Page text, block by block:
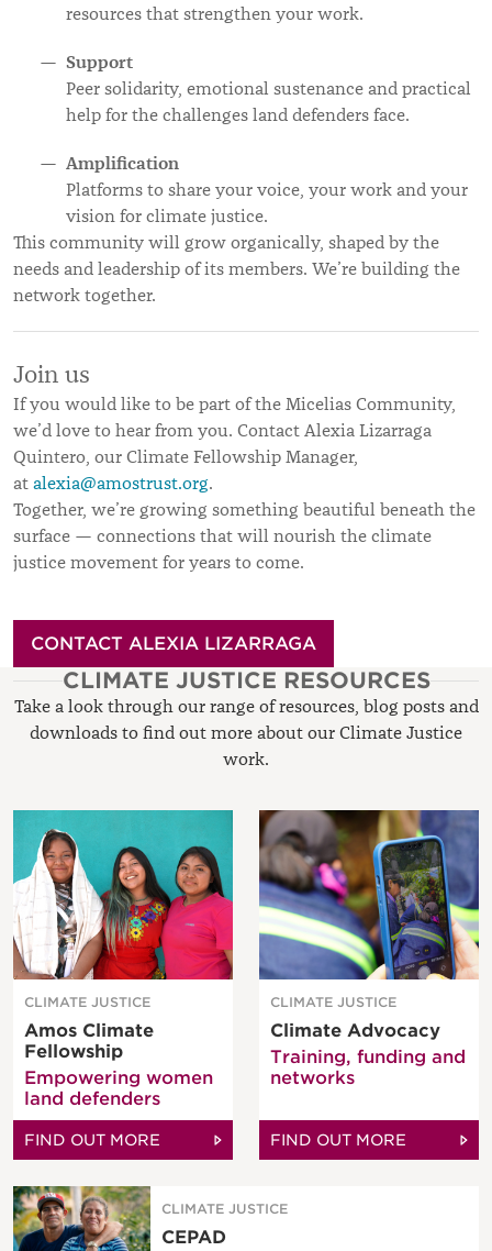
resources that strengthen your work.
Support
Peer solidarity, emotional sustenance and practical
help for the challenges land defenders face.
Amplification
Platforms to share your voice, your work and your
vision for climate justice.
This community will grow organically, shaped by the
needs and leadership of its members. We’re building the
network together.
Join us
If you would like to be part of the Micelias Community,
we’d love to hear from you. Contact Alexia Lizarraga
Quintero, our Climate Fellowship Manager,
at alexia@amostrust.org.
Together, we’re growing something beautiful beneath the
surface — connections that will nourish the climate
justice movement for years to come.
CONTACT ALEXIA LIZARRAGA
CLIMATE JUSTICE RESOURCES
Take a look through our range of resources, blog posts and
downloads to find out more about our Climate Justice
work.
CLIMATE JUSTICE
Amos Climate
Fellowship
Empowering women
land defenders
FIND OUT MORE
CLIMATE JUSTICE
Climate Advocacy
Training, funding and
networks
FIND OUT MORE
CLIMATE JUSTICE
CEPAD